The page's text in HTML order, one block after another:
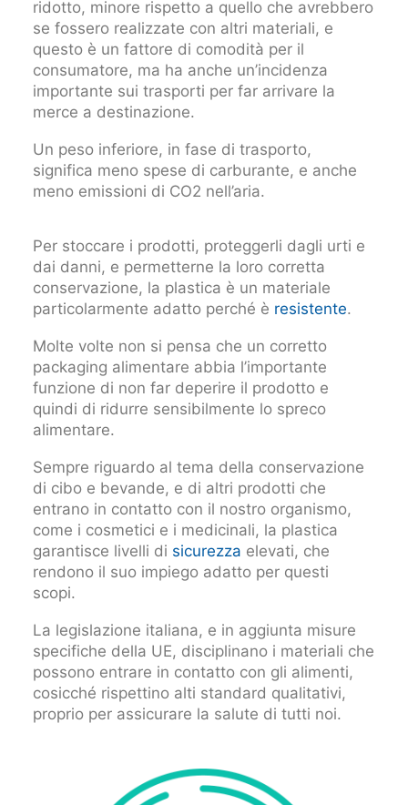
ridotto, minore rispetto a quello che avrebbero
se fossero realizzate con altri materiali, e
questo è un fattore di comodità per il
consumatore, ma ha anche un’incidenza
importante sui trasporti per far arrivare la
merce a destinazione.
Un peso inferiore, in fase di trasporto,
significa meno spese di carburante, e anche
meno emissioni di CO2 nell’aria.
Per stoccare i prodotti, proteggerli dagli urti e
dai danni, e permetterne la loro corretta
conservazione, la plastica è un materiale
particolarmente adatto perché è resistente.
Molte volte non si pensa che un corretto
packaging alimentare abbia l’importante
funzione di non far deperire il prodotto e
quindi di ridurre sensibilmente lo spreco
alimentare.
Sempre riguardo al tema della conservazione
di cibo e bevande, e di altri prodotti che
entrano in contatto con il nostro organismo,
come i cosmetici e i medicinali, la plastica
garantisce livelli di sicurezza elevati, che
rendono il suo impiego adatto per questi
scopi.
La legislazione italiana, e in aggiunta misure
specifiche della UE, disciplinano i materiali che
possono entrare in contatto con gli alimenti,
cosicché rispettino alti standard qualitativi,
proprio per assicurare la salute di tutti noi.